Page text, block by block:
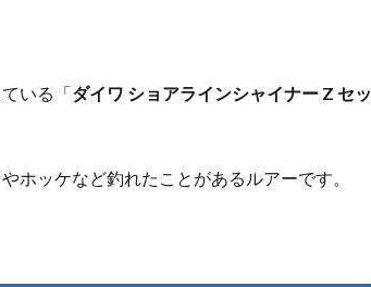
いる「ダイワ ショアラインシャイナー Z セッ
ホッケなど釣れたことがあるルアーです。